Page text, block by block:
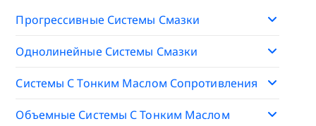
Прогрессивные Системы Смазки
Однолинейные Системы Смазки
Системы С Тонким Маслом Сопротивления
Объемные Системы С Тонким Маслом